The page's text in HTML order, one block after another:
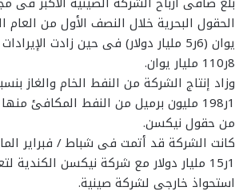
8ر110 مليار يوان.
من حقول نيكسن.
كانت الشركة قد أتمت فى شباط / فبراير
1ر15 مليار دولار مع شركة نيكسن الكندية
استحواذ خارجى لشركة صينية.